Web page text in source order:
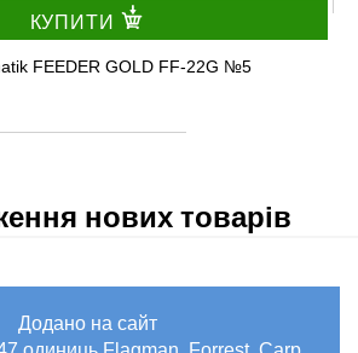
КУПИТИ
FEEDER GOLD FF-22G №5
нових товарів
Додано на сайт